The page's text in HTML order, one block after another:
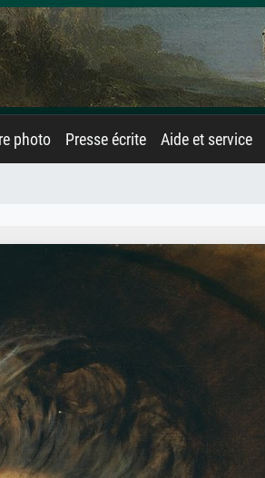
photo Presse écrite Aide et service